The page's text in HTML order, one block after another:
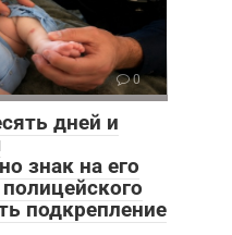
0
дней и
знак на его
подкрепление